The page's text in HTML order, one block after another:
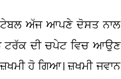
ਅੱਜ ਆਪਣੇ ਦੋਸਤ ਨਾਲ
ਟਰੱਕ ਦੀ ਚਪੇਟ ਵਿਚ ਆਉਣ
ਹੋ ਗਿਆ। ਜ਼ਖਮੀ ਜਵਾਨ